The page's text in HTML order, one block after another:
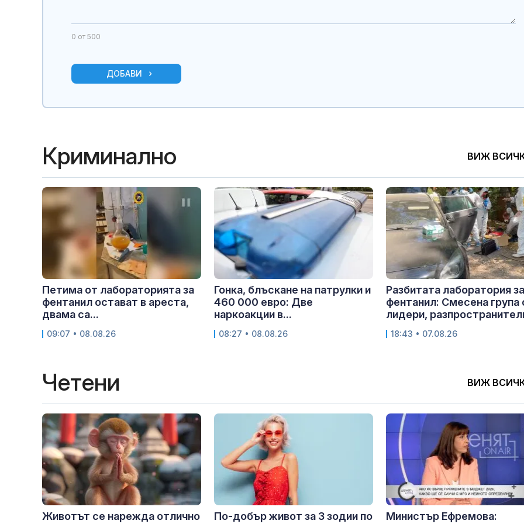
0 от 500
ДОБАВИ
Криминално ВИЖ
Петима от лабораторията за
фентанил остават в ареста,
двама са...
09:07 • 08.08.26
Гонка, блъскане на патрулки и
460 000 евро: Две
наркоакции в...
08:27 • 08.08.26
Разбитата лаборатория за
фентанил: Смесена група
лидери,
18:43 • 07.08.26
Четени ВИЖ
Животът се нарежда отлично
По-добър живот за 3 зодии по
Министър Ефремова: